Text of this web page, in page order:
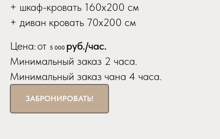
+ шкаф-кровать 160х200 см
+ диван кровать 70х200 см
Цена:от 5 000 руб./час.
Минимальный заказ 2 часа.
Минимальный заказ чана 4 часа.
ЗАБРОНИРОВАТЬ!